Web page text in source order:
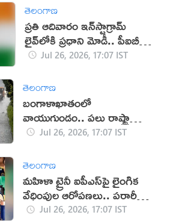
తెలంగాణ
ప్రతి ఆదివారం ఇన్‌స్టాగ్రామ్
లైవ్‌లోకి ప్రధాని మోడీ.. పీఐబీ
క్లారిటీ ఇదే!
Jul 26, 2026, 17:07 IST
తెలంగాణ
బంగాళాఖాతంలో
వాయుగుండం.. పలు రాష్ట్రాల్లో
తీవ్ర వర్ష హెచ్చరికలు జారీ!
Jul 26, 2026, 17:07 IST
తెలంగాణ
మహిళా ట్రైనీ ఐపీఎస్‌పై లైంగిక
వేధింపుల ఆరోపణలు.. పరారీలో
ఉదయ్!Jul 26, 2026, 17:07 IST